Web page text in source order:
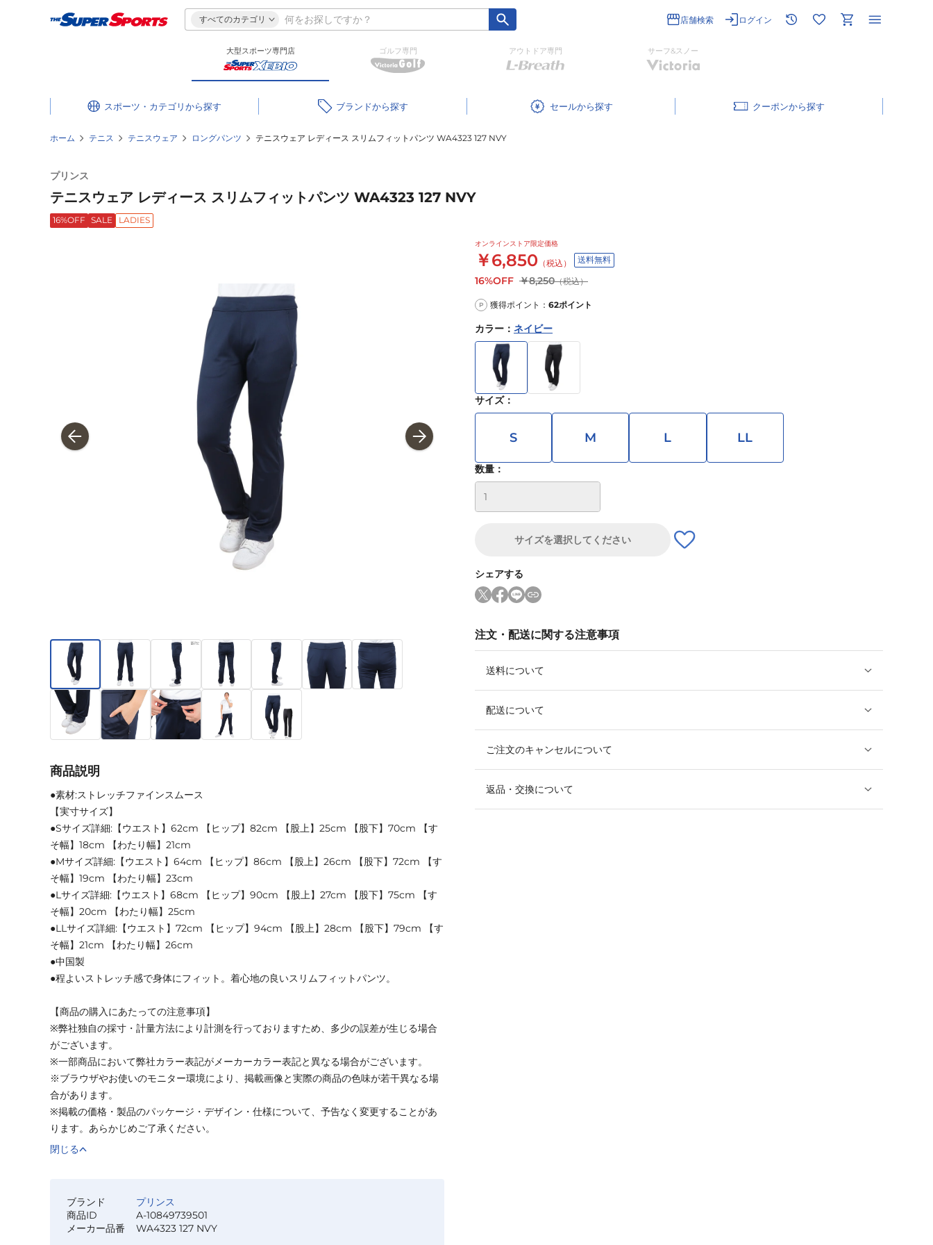
すべてのカテゴリ 店舗検索 ログイン
大型スポーツ専門店 ゴルフ専門 アウトドア専門 サーフ&スノー
スポーツ・カテゴリ ブランド セール クーポン
ホーム テニス テニスウェア ロングパンツ テニスウェア レディース スリムフィットパンツ WA4323 127 NVY
プリンス
テニスウェア レディース スリムフィットパンツ WA4323 127 NVY
16%OFF SALE LADIES
オンラインストア限定価格
￥6,850 （税込） 送料無料
16%OFF ￥8,250（税込）
P 獲得ポイント： 62ポイント
カラー ： ネイビー
サイズ：
S M L LL
数量：
サイズを選択してください
シェアする
注文・配送に関する注意事項
送料について
配送について
ご注文のキャンセルについて
返品・交換について
商品説明
●素材:ストレッチファインスムース
【実寸サイズ】
●Sサイズ詳細:【ウエスト】62cm 【ヒップ】82cm 【股上】25cm 【股下】70cm 【す
そ幅】18cm 【わたり幅】21cm
●Mサイズ詳細:【ウエスト】64cm 【ヒップ】86cm 【股上】26cm 【股下】72cm 【す
そ幅】19cm 【わたり幅】23cm
●Lサイズ詳細:【ウエスト】68cm 【ヒップ】90cm 【股上】27cm 【股下】75cm 【す
そ幅】20cm 【わたり幅】25cm
●LLサイズ詳細:【ウエスト】72cm 【ヒップ】94cm 【股上】28cm 【股下】79cm 【す
そ幅】21cm 【わたり幅】26cm
●中国製
●程よいストレッチ感で身体にフィット。着心地の良いスリムフィットパンツ。
【商品の購入にあたっての注意事項】
※弊社独自の採寸・計量方法により計測を行っておりますため、多少の誤差が生じる場合
がございます。
※一部商品において弊社カラー表記がメーカーカラー表記と異なる場合がございます。
※ブラウザやお使いのモニター環境により、掲載画像と実際の商品の色味が若干異なる場
合があります。
※掲載の価格・製品のパッケージ・デザイン・仕様について、予告なく変更することがあ
ります。あらかじめご了承ください。
閉じる
ブランド
プリンス
商品ID
A-10849739501
メーカー品番
WA4323 127 NVY